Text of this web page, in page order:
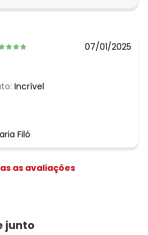
07/01/2025
Incrível
Filó
as avaliações
junto